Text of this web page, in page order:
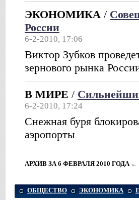
ЭКОНОМИКА /
России
6-2-2010, 17:06
Виктор Зубков
зернового рынка
В МИРЕ /
6-2-2010, 17:24
Снежная буря
аэропорты
АРХИВ ЗА 6 ФЕВРАЛЯ 2010 ГОДА ←
ОБЩЕСТВО ЭКОНОМИКА